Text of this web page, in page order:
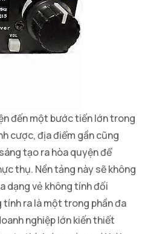
đến một bước tiến lớn trong
cược, địa điểm gần cũng
tạo ra hòa quyện để
thụ. Nền tảng này sẽ không
dạng vẻ không tính đối
tính ra là một trong phần đa
nghiệp lớn kiến thiết